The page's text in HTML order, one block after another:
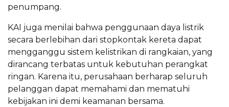
penumpang.
KAI juga menilai bahwa penggunaan daya listrik
secara berlebihan dari stopkontak kereta dapat
mengganggu sistem kelistrikan di rangkaian, yang
dirancang terbatas untuk kebutuhan perangkat
ringan. Karena itu, perusahaan berharap seluruh
pelanggan dapat memahami dan mematuhi
kebijakan ini demi keamanan bersama.